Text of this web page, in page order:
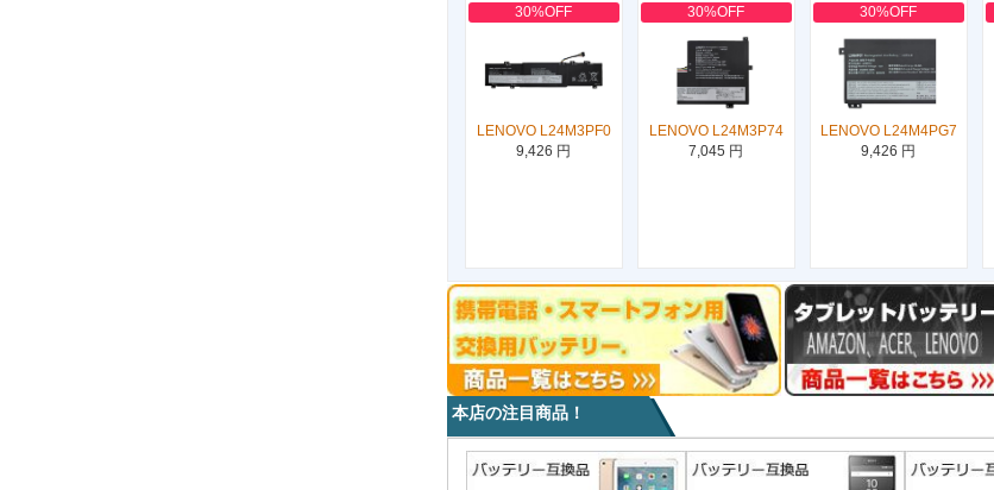
30%OFF
LENOVO L24M3PF0
9,426 円
30%OFF
LENOVO L24M3P74
7,045 円
30%OFF
LENOVO L24M4PG7
9,426 円
本店の注目商品！